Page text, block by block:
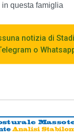
questa famiglia
notizia di
o